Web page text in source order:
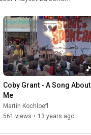
Coby Grant - A Song About
Me
Martin Kochloefl
561 views • 13 years ago